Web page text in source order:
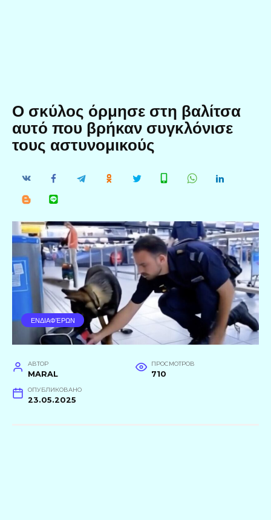
Ο σκύλος όρμησε στη βαλίτσα
αυτό που βρήκαν συγκλόνισε
τους αστυνομικούς
ΕΝΔΙΑΦΈΡΩΝ
АВТОР
MARAL
ПРОСМОТРОВ
710
ОПУБЛИКОВАНО
23.05.2025